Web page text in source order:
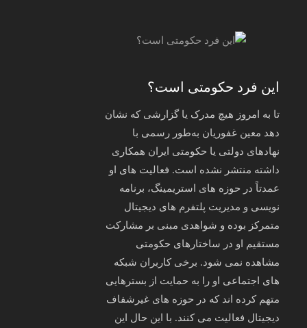
این فرد حکومتی است؟
تا به امروز هیچ مدرک یا گزارشی که نشان
دهد معین غفوریان به‌طور رسمی با
نهادهای دولتی یا حکومتی ایران همکاری
داشته منتشر نشده است. فعالیت‌ های او
عمدتاً در حوزه‌ های استریمینگ، برنامه‌
نویسی و مدیریت پلتفرم‌ های دیجیتال
متمرکز بوده و شواهدی مبنی بر مشارکت
مستقیم او در ساختارهای حکومتی
مشاهده نمی‌ شود. برخی کاربران شبکه‌
های اجتماعی او را به حمایت از بسترهایی
متهم کرده‌ اند که در حوزه‌ های غیرشفاف
دیجیتال فعالیت می‌ کنند. با این حال این